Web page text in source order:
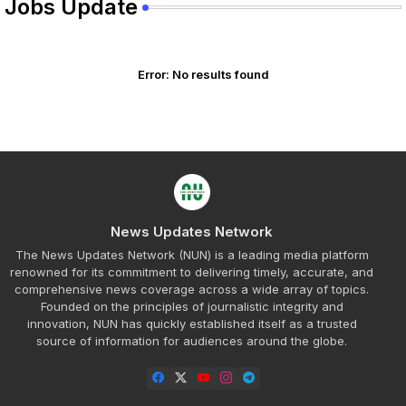
Jobs Update
Error: No results found
News Updates Network
The News Updates Network (NUN) is a leading media platform
renowned for its commitment to delivering timely, accurate, and
comprehensive news coverage across a wide array of topics.
Founded on the principles of journalistic integrity and
innovation, NUN has quickly established itself as a trusted
source of information for audiences around the globe.